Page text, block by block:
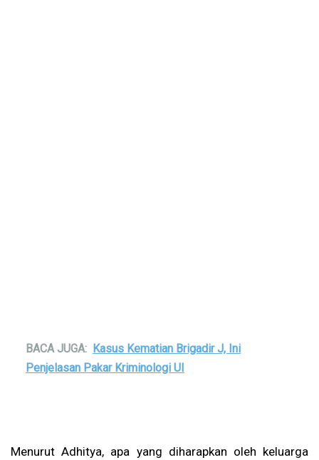
BACA JUGA: Kasus Kematian Brigadir J, Ini
Penjelasan Pakar Kriminologi UI
Menurut Adhitya, apa yang diharapkan oleh keluarga